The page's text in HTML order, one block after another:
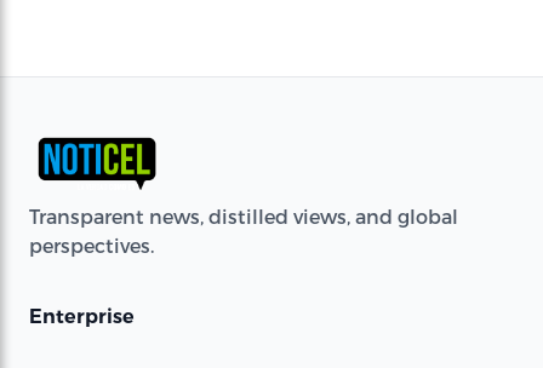
Transparent news, distilled views, and global
perspectives.
Enterprise